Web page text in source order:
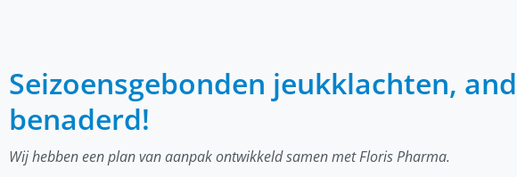
Seizoensgebonden jeukklachten,
benaderd!
Wij hebben een plan van aanpak ontwikkeld samen met Floris Pharma.